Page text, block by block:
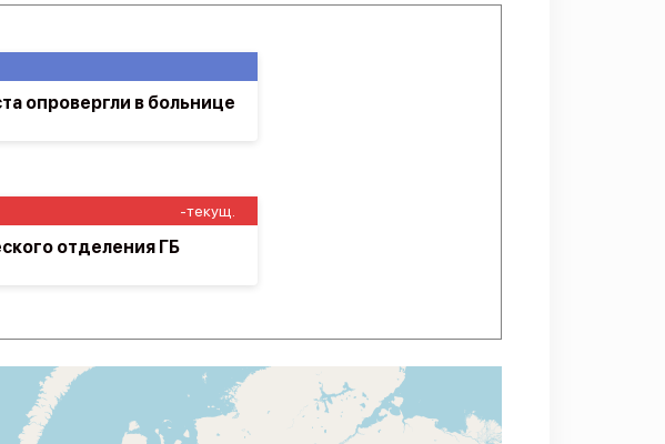
-текущ.
отделения ГБ
опровергли в больнице